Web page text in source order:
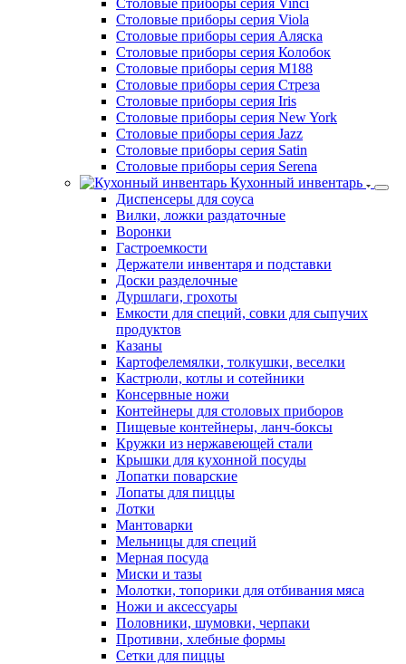
Столовые приборы серия Viola
Столовые приборы серия Аляска
Столовые приборы серия Колобок
Столовые приборы серия М188
Столовые приборы серия Стреза
Столовые приборы серия Iris
Столовые приборы серия New York
Столовые приборы серия Jazz
Столовые приборы серия Satin
Столовые приборы серия Serena
Кухонный инвентарь
Диспенсеры для соуса
Вилки, ложки раздаточные
Воронки
Гастроемкости
Держатели инвентаря и подставки
Доски разделочные
Дуршлаги, грохоты
Емкости для специй, совки для сыпучих
продуктов
Казаны
Картофелемялки, толкушки, веселки
Кастрюли, котлы и сотейники
Консервные ножи
Контейнеры для столовых приборов
Пищевые контейнеры, ланч-боксы
Кружки из нержавеющей стали
Крышки для кухонной посуды
Лопатки поварские
Лопаты для пиццы
Лотки
Мантоварки
Мельницы для специй
Мерная посуда
Миски и тазы
Молотки, топорики для отбивания мяса
Ножи и аксессуары
Половники, шумовки, черпаки
Противни, хлебные формы
Сетки для пиццы